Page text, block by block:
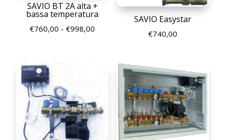
SAVIO BT 2A alta +
bassa temperatura
€760,00 - €998,00
€760,00
€998,00
SAVIO Easystar
€740,00